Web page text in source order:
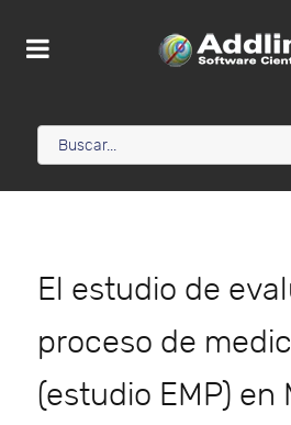
El estudio de
proceso de
(estudio EMP) en